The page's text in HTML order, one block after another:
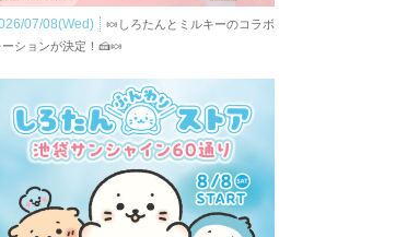
07/08(Wed)
🍬しろたんとミルキーのコラボ
ーションが決定！🍰🍬